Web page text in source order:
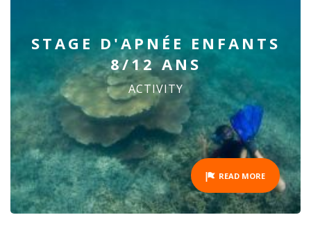
STAGE D'APNÉE ENFANTS
8/12 ANS
ACTIVITY
READ MORE